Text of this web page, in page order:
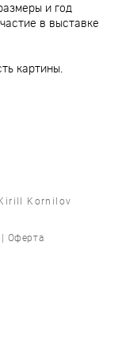
и год
в выставке
картины.
Kornilov
| Оферта